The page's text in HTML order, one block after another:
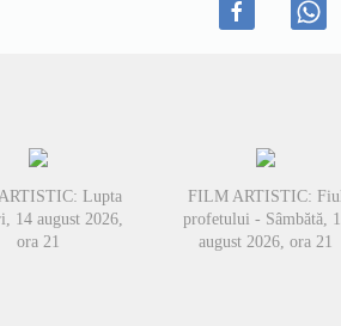
Lupta
14 august 2026,
ora 21
FILM ARTISTIC: Fiul
profetului - Sâmbătă,
august 2026, ora 21